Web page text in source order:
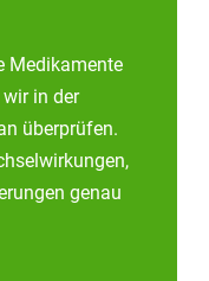
Medikamente
in der
überprüfen.
genau